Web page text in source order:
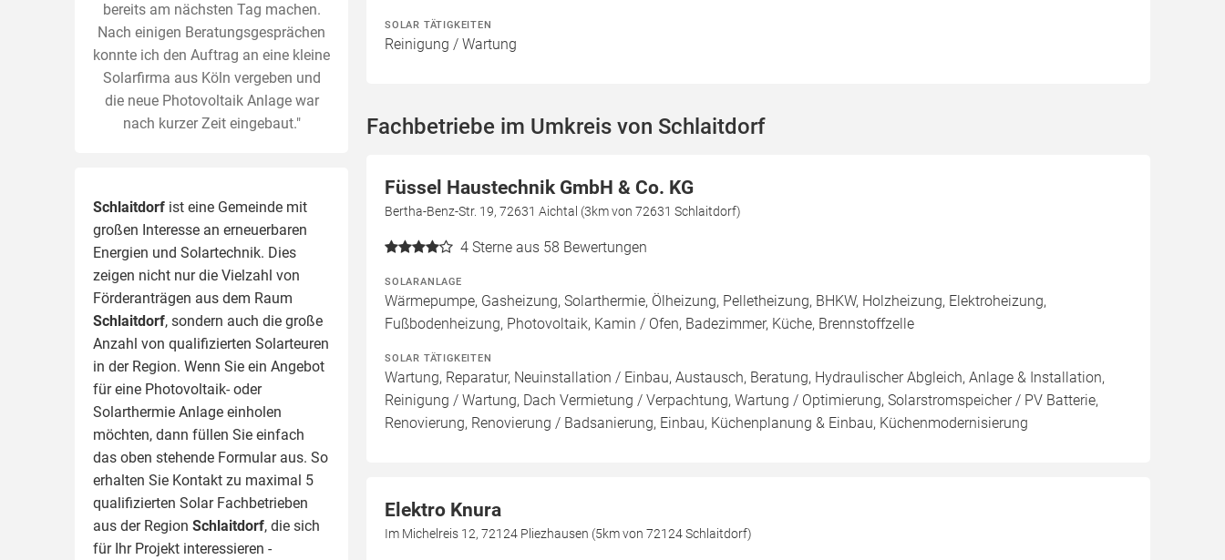
bereits am nächsten Tag machen.
Nach einigen Beratungsgesprächen
konnte ich den Auftrag an eine kleine
Solarfirma aus Köln vergeben und
die neue Photovoltaik Anlage war
nach kurzer Zeit eingebaut."
Schlaitdorf ist eine Gemeinde mit
großen Interesse an erneuerbaren
Energien und Solartechnik. Dies
zeigen nicht nur die Vielzahl von
Förderanträgen aus dem Raum
Schlaitdorf, sondern auch die große
Anzahl von qualifizierten Solarteuren
in der Region. Wenn Sie ein Angebot
für eine Photovoltaik- oder
Solarthermie Anlage einholen
möchten, dann füllen Sie einfach
das oben stehende Formular aus. So
erhalten Sie Kontakt zu maximal 5
qualifizierten Solar Fachbetrieben
aus der Region Schlaitdorf, die sich
für Ihr Projekt interessieren -
SOLAR TÄTIGKEITEN
Reinigung / Wartung
Fachbetriebe im Umkreis von Schlaitdorf
Füssel Haustechnik GmbH & Co. KG
Bertha-Benz-Str. 19, 72631 Aichtal (3km von 72631 Schlaitdorf)
4 Sterne aus 58 Bewertungen
SOLARANLAGE
Wärmepumpe, Gasheizung, Solarthermie, Ölheizung, Pelletheizung, BHKW, Holzheizung, Elektroheizung,
Fußbodenheizung, Photovoltaik, Kamin / Ofen, Badezimmer, Küche, Brennstoffzelle
SOLAR TÄTIGKEITEN
Wartung, Reparatur, Neuinstallation / Einbau, Austausch, Beratung, Hydraulischer Abgleich, Anlage & Installation,
Reinigung / Wartung, Dach Vermietung / Verpachtung, Wartung / Optimierung, Solarstromspeicher / PV Batterie,
Renovierung, Renovierung / Badsanierung, Einbau, Küchenplanung & Einbau, Küchenmodernisierung
Elektro Knura
Im Michelreis 12, 72124 Pliezhausen (5km von 72124 Schlaitdorf)